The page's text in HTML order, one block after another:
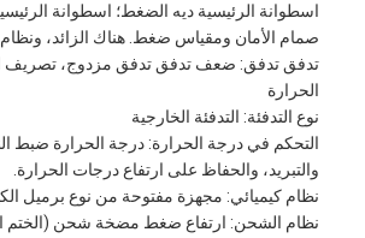
اسطوانة الرئيسية ديه الضغط؛ اسطوانة
صمام الأمان ومقياس ضغط. هناك الزائد، ونظام
تدفق تدفق: ضعف تدفق تدفق مزدوج، تصريف
الحرارة
نوع التدفئة: التدفئة الخارجية
التحكم في درجة الحرارة: درجة الحرارة ضبط
والتبريد، والحفاظ على ارتفاع درجات الحرارة.
نظام كيميائي: مجهزة مفتوحة من نوع برميل
نظام الشحن: ارتفاع ضغط مضخة شحن (الختم